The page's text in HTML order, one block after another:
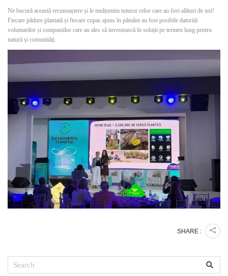
Ne bucură această recunoaștere și le mulțumim tuturor celor care au fost alături de noi!
Fiecare pădure plantată și fiecare copac ajuns în pământ au fost posibile datorită
voluntarilor și companiilor care au ales să investească în soluții pe termen lung pentru
natură și comunități.
SHARE :